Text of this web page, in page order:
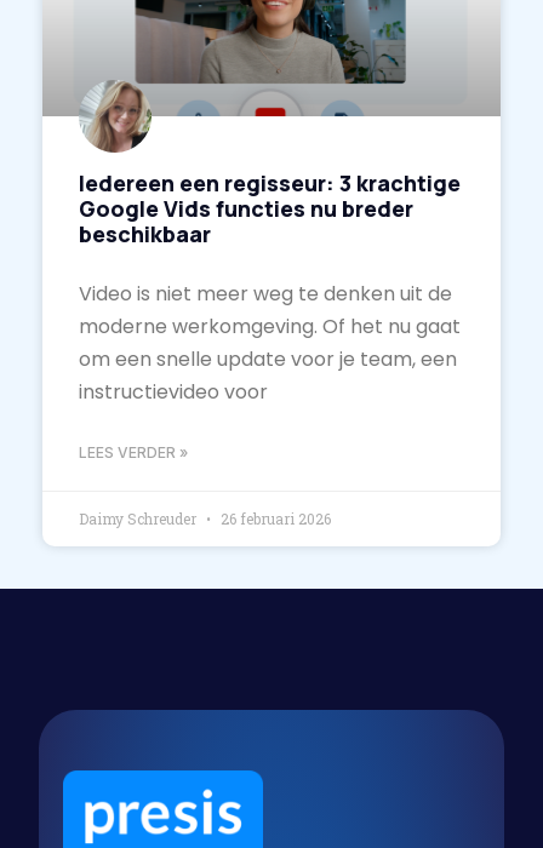
Iedereen een regisseur: 3 krachtige
Google Vids functies nu breder
beschikbaar
Video is niet meer weg te denken uit de
moderne werkomgeving. Of het nu gaat
om een snelle update voor je team, een
instructievideo voor
LEES VERDER »
Daimy Schreuder 26 februari 2026